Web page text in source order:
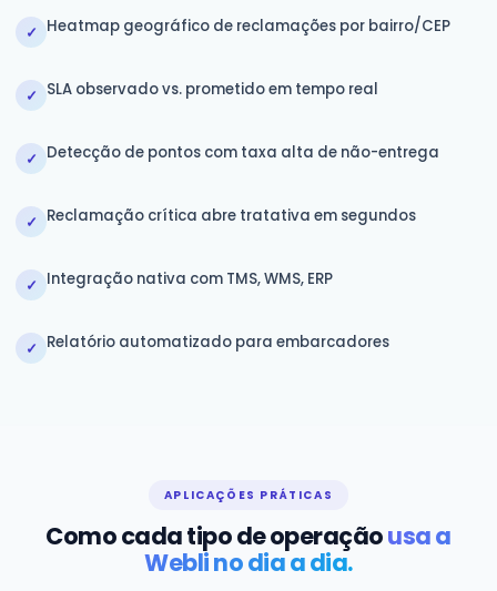
✓ Heatmap geográfico de reclamações por bairro/CEP
✓ SLA observado vs. prometido em tempo real
✓ Detecção de pontos com taxa alta de não-entrega
✓ Reclamação crítica abre tratativa em segundos
✓ Integração nativa com TMS, WMS, ERP
✓ Relatório automatizado para embarcadores
APLICAÇÕES PRÁTICAS
Como cada tipo de operaçãousa a
Webli no dia a dia.